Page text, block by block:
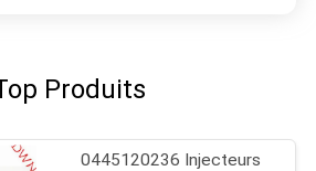
Produits
0445120236 Injecteurs